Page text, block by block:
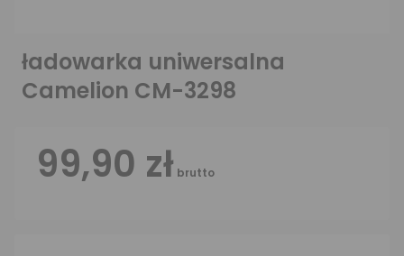
ładowarka uniwersalna
Camelion CM-3298
99,90 zł brutto